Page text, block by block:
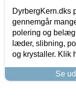
DyrbergKern.dks
gennemgår
polering og
læder, slibning,
og krystaller. Klik
Se